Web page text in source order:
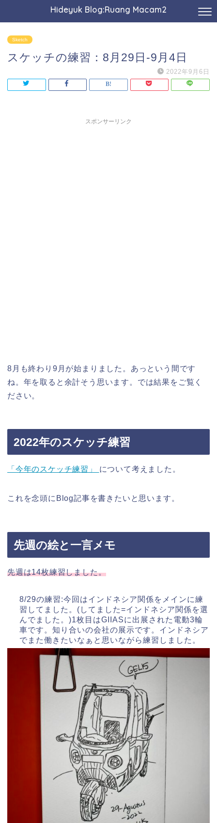
Hideyuk Blog:Ruang Macam2
Sketch
スケッチの練習：8月29日-9月4日
2022年9月6日
スポンサーリンク
8月も終わり9月が始まりました。あっという間です
ね。年を取ると余計そう思います。では結果をご覧く
ださい。
2022年のスケッチ練習
「今年のスケッチ練習」 について考えました。
これを念頭にBlog記事を書きたいと思います。
先週の絵と一言メモ
先週は14枚練習しました。
8/29の練習:今回はインドネシア関係をメインに練
習してました。(してました=インドネシア関係を選
んでました。)1枚目はGIIASに出展された電動3輪
車です。知り合いの会社の展示です。インドネシア
でまた働きたいなぁと思いながら練習しました。